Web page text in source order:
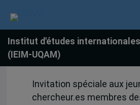
Institut d'études
(IEIM-UQAM)
Invitation spéciale aux
chercheur.es membres